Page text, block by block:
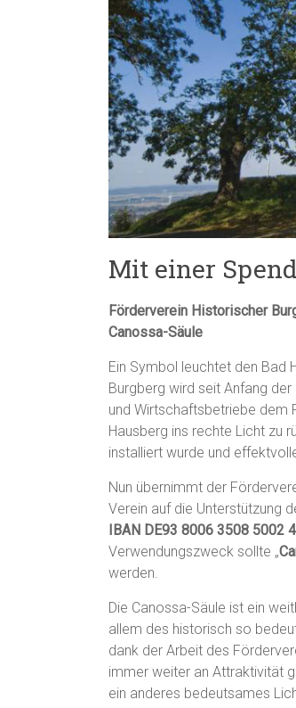
Mit einer
Förderverein Historischer
Canossa-Säule
Ein Symbol leuchtet den Bad
Burgberg wird seit Anfang
und Wirtschaftsbetriebe dem
Hausberg ins rechte Licht zu
installiert wurde und
Nun übernimmt der
Verein auf die Unterstützung
IBAN DE93 8006 3508 5002
Verwendungszweck sollte „
werden.
Die Canossa-Säule ist ein
allem des historisch so
dank der Arbeit des
immer weiter an Attraktivität
ein anderes bedeutsames